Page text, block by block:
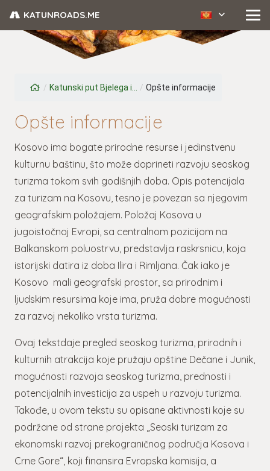
KATUNROADS.ME
/ Katunski put Bjelega i... / Opšte informacije
Opšte informacije
Kosovo ima bogate prirodne resurse i jedinstvenu
kulturnu baštinu, što može doprineti razvoju seoskog
turizma tokom svih godišnjih doba. Opis potencijala
za turizam na Kosovu, tesno je povezan sa njegovim
geografskim položajem. Položaj Kosova u
jugoistočnoj Evropi, sa centralnom pozicijom na
Balkanskom poluostrvu, predstavlja raskrsnicu, koja
istorijski datira iz doba Ilira i Rimljana. Čak iako je
Kosovo mali geografski prostor, sa prirodnim i
ljudskim resursima koje ima, pruža dobre mogućnosti
za razvoj nekoliko vrsta turizma.
Ovaj tekstdaje pregled seoskog turizma, prirodnih i
kulturnih atrakcija koje pružaju opštine Dečane i Junik,
mogućnosti razvoja seoskog turizma, prednosti i
potencijalnih investicija za uspeh u razvoju turizma.
Takođe, u ovom tekstu su opisane aktivnosti koje su
podržane od strane projekta „Seoski turizam za
ekonomski razvoj prekograničnog područja Kosova i
Crne Gore“, koji finansira Evropska komisija, a